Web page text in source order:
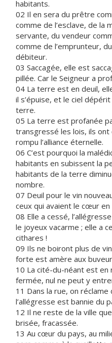
habitants.
02 Il en sera du prêtre
comme de l’esclave, de la
servante, du vendeur
comme de l’emprunteur,
débiteur.
03 Saccagée, elle est
pillée. Car le Seigneur a
04 La terre est en deuil,
il s’épuise, et le ciel
terre.
05 La terre est profanée
transgressé les lois, ils
rompu l’alliance éternelle.
06 C’est pourquoi la
habitants en subissent la
habitants de la terre
nombre.
07 Deuil pour le vin
ceux qui avaient le cœur
08 Elle a cessé,
le joyeux vacarme ; elle a
cithares !
09 Ils ne boiront plus de
forte est amère aux
10 La cité-du-néant est en
fermée, nul ne peut y
11 Dans la rue, on
l’allégresse est bannie du
12 Il ne reste de la ville
brisée, fracassée.
13 Au cœur du pays, au